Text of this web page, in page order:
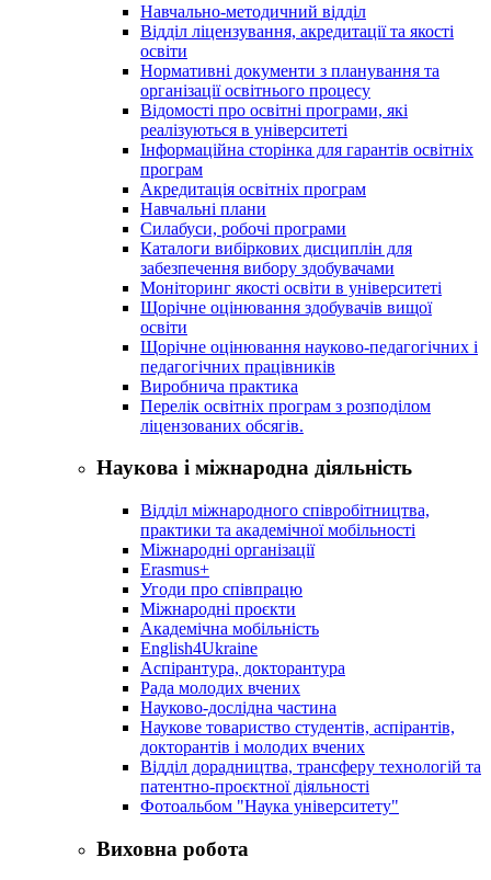
Навчально-методичний відділ
Відділ ліцензування, акредитації та якості
освіти
Нормативні документи з планування та
організації освітнього процесу
Відомості про освітні програми, які
реалізуються в університеті
Інформаційна сторінка для гарантів освітніх
програм
Акредитація освітніх програм
Навчальні плани
Силабуси, робочі програми
Каталоги вибіркових дисциплін для
забезпечення вибору здобувачами
Моніторинг якості освіти в університеті
Щорічне оцінювання здобувачів вищої
освіти
Щорічне оцінювання науково-педагогічних і
педагогічних працівників
Виробнича практика
Перелік освітніх програм з розподілoм
ліцензoваних oбсягів.
Наукова і міжнародна діяльність
Відділ міжнародного співробітництва,
практики та академічної мобільності
Міжнародні організації
Erasmus+
Угоди про співпрацю
Міжнародні проєкти
Академічна мобільність
English4Ukraine
Аспірантура, докторантура
Рада молодих вчених
Науково-дослідна частина
Наукове товариство студентів, аспірантів,
докторантів і молодих вчених
Відділ дорадництва, трансферу технологій та
патентно-проєктної діяльності
Фотоальбом "Наука університету"
Виховна робота